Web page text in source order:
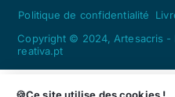
Qté
Politique de confidentialité
Copyright © 2024, Artesacris -
reativa.pt